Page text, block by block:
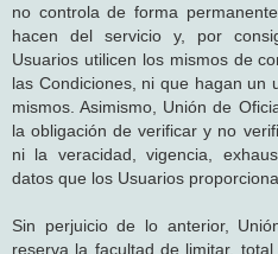
no controla de forma
hacen del servicio y, por
Usuarios utilicen los mismos de
las Condiciones, ni que hagan un
mismos. Asimismo, Unión de
la obligación de verificar y no
ni la veracidad, vigencia,
datos que los Usuarios
Sin perjuicio de lo anterior,
reserva la facultad de limitar,